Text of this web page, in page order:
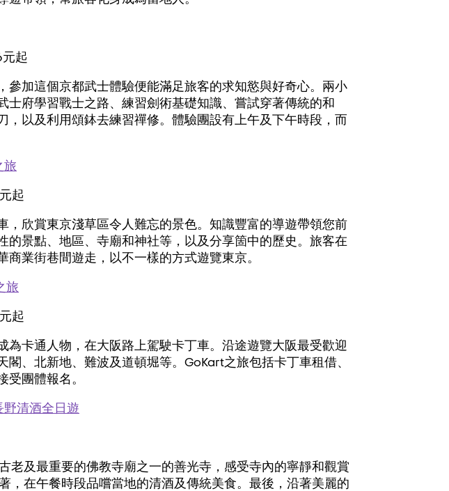
起
參加這個京都武士體驗便能滿足旅客的求知慾與好奇心。兩小
士府學習戰士之路、練習劍術基礎知識、嘗試穿著傳統的和
，以及利用頌鉢去練習禪修。體驗團設有上午及下午時段，而
旅
起
，欣賞東京淺草區令人難忘的景色。知識豐富的導遊帶領您前
的景點、地區、寺廟和神社等，以及分享箇中的歷史。旅客在
商業街巷間遊走，以不一樣的方式遊覽東京。
旅
起
為卡通人物，在大阪路上駕駛卡丁車。沿途遊覽大阪最受歡迎
閣、北新地、難波及道頓堀等。GoKart之旅包括卡丁車租借、
受團體報名。
清酒全日遊
老及最重要的佛教寺廟之一的善光寺，感受寺內的寧靜和觀賞
，在午餐時段品嚐當地的清酒及傳統美食。最後，沿著美麗的